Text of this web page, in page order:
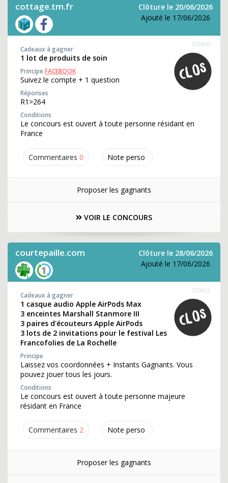
cottage.tm.fr
Clôture le 20/06/2026
Ajouté le 17/06/2026
Commentaires 0 Note perso
370800
Cadeaux à gagner
1 lot de produits de soin
PrincipeFACEBOOK
Suivez le compte + 1 question
Réponses
R1>264
Conditions
Le concours est ouvert à toute personne résidant en
France
Proposer les gagnants
VOIR LE CONCOURS
courtepaille.com
Clôture le 28/06/2026
Ajouté le 17/06/2026
Commentaires 2 Note perso
370912
Cadeaux à gagner
1 casque audio Apple AirPods Max
3 enceintes Marshall Stanmore III
3 paires d'écouteurs Apple AirPods
3 lots de 2 invitations pour le festival Les
Francofolies de La Rochelle
Principe
Laissez vos coordonnées + Instants Gagnants. Vous
pouvez jouer tous les jours.
Conditions
Le concours est ouvert à toute personne majeure
résidant en France
Proposer les gagnants